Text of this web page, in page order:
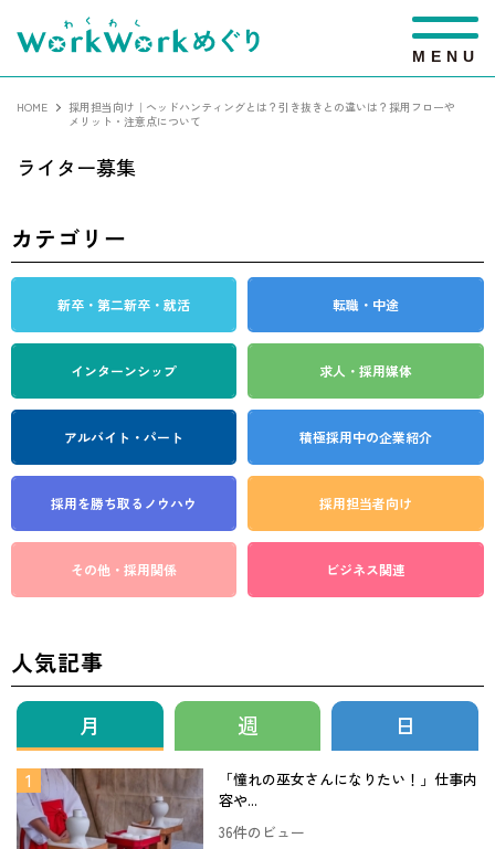
M E N U
HOME
採用担当向け｜ヘッドハンティングとは？引き抜きとの違いは？採用フローや
メリット・注意点について
ライター募集
カテゴリー
新卒・第二新卒・就活 転職・中途
インターンシップ 求人・採用媒体
アルバイト・パート 積極採用中の企業紹介
採用を勝ち取る ノウハウ 採用担当者向け
その他・採用関係 ビジネス関連
人気記事
月 週 日
「憧れの巫女さんになりたい！」仕事内
容や...
36件のビュー